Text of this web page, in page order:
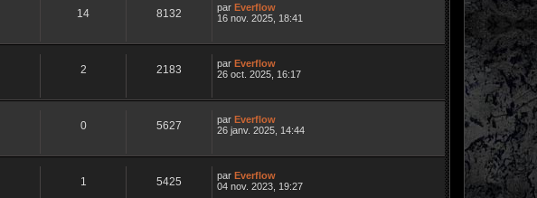
14 8132 par Everflow
16 nov. 2025, 18:41
2 2183 par Everflow
26 oct. 2025, 16:17
0 5627 par Everflow
26 janv. 2025, 14:44
1 5425 par Everflow
04 nov. 2023, 19:27